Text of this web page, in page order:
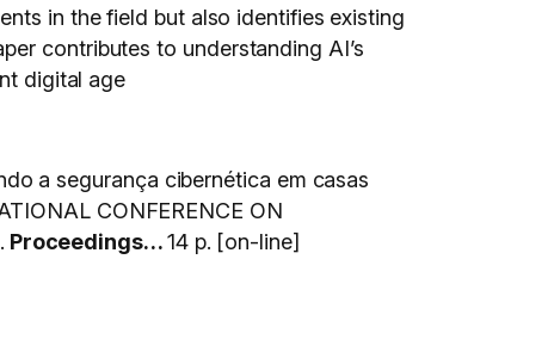
in the field but also identifies existing
contributes to understanding AI’s
digital age
a segurança cibernética em casas
CONFERENCE ON
Proceedings…14 p. [on-line]